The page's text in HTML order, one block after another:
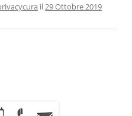
il29 Ottobre 2019